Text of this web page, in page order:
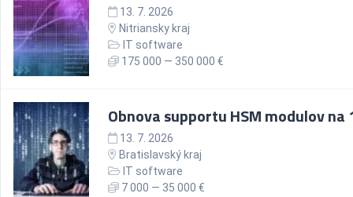
13. 7. 2026
Nitriansky kraj
IT software
175 000 — 350 000 €
Obnova supportu HSM modulov na
13. 7. 2026
Bratislavský kraj
IT software
7 000 — 35 000 €